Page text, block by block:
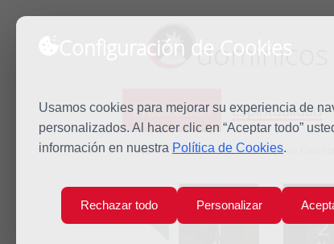
Configuración de Cookies
Usamos cookies para mejorar su experiencia de
personalizados. Al hacer clic en “Aceptar todo”
información en nuestra Política de Cookies.
Rechazar todo Personalizar
dominicos
Predicación Espiritualidad
Inicio Predicación V Domingo de
Lun
1 2